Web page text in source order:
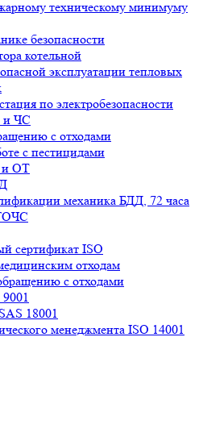
техническому минимуму
безопасности
котельной
эксплуатации тепловых
по электробезопасности
и ЧС
с отходами
с пестицидами
и ОТ
механика БДД, 72 часа
сертификат ISO
отходам
с отходами
18001
менеджмента ISO 14001